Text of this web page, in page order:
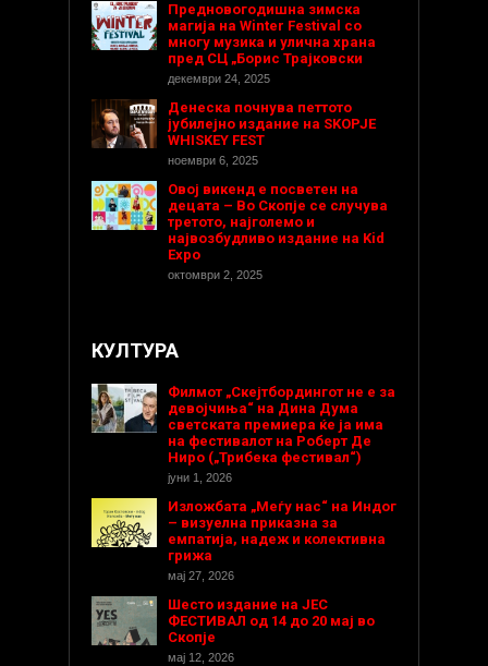
Предновогодишнa зимска
магија на Winter Festival со
многу музика и улична храна
пред СЦ „Борис Трајковски
декември 24, 2025
Денеска почнува петтото
јубилејно издание на SKOPJE
WHISKEY FEST
ноември 6, 2025
Овој викенд е посветен на
децата – Во Скопје се случува
третото, најголемо и
највозбудливо издание на Kid
Expo
октомври 2, 2025
КУЛТУРА
Филмот „Скејтбордингот не е за
девојчиња“ на Дина Дума
светската премиера ќе ја има
на фестивалот на Роберт Де
Ниро („Трибека фестивал“)
јуни 1, 2026
Изложбата „Меѓу нас“ на Индог
– визуелна приказна за
емпатија, надеж и колективна
грижа
мај 27, 2026
Шесто издание на ЈЕС
ФЕСТИВАЛ од 14 до 20 мај во
Скопје
мај 12, 2026